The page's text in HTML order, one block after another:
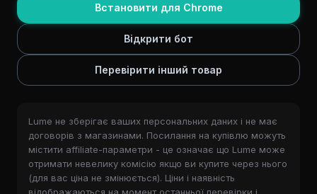
Встановити для Chrome
Відкрити бот
Перевірити інший товар
Lume не зберігає ваших персональних даних і не має
договорів з магазинами. Посилання на купівлю можуть
містити affiliate-параметри - це означає що Lume може
отримати невелику комісію якщо ви купите через нього
(для вас ціна не змінюється). Ціни і наявність
відображаються на момент останньої перевірки і